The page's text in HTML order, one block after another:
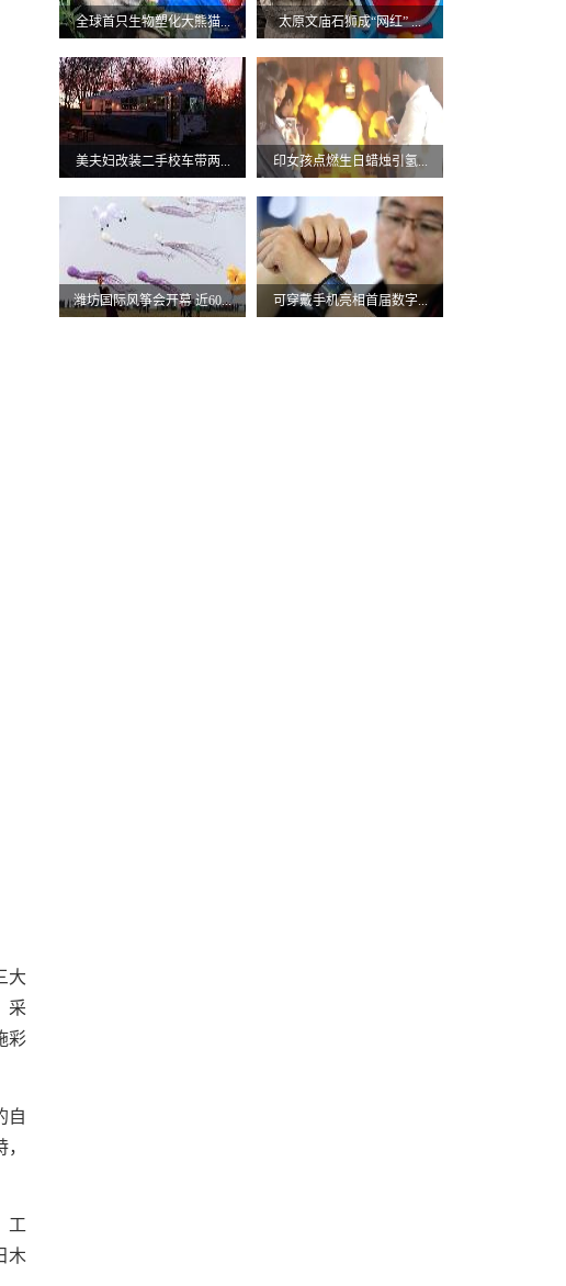
大
采
彩
自
工
木
全球首只生物塑化大熊猫... 太原文庙石狮成“网红” ...
美夫妇改装二手校车带两... 印女孩点燃生日蜡烛引氢...
潍坊国际风筝会开幕 近60... 可穿戴手机亮相首届数字...